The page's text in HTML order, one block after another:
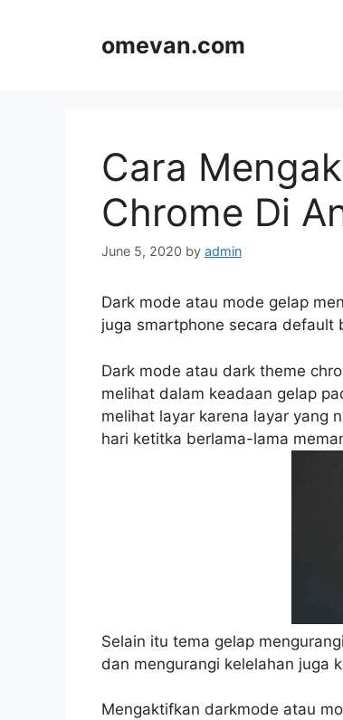
omevan.com
Cara
Chrome Di
June 5, 2020 by admin
Dark mode atau mode gelap
juga smartphone secara default
Dark mode atau dark theme
melihat dalam keadaan gelap
melihat layar karena layar yang
hari ketitka berlama-lama
Selain itu tema gelap
dan mengurangi kelelahan juga
Mengaktifkan darkmode atau